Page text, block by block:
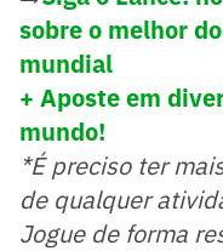
sobre o melhor
mundial
+ Aposte em
mundo!
*É preciso ter
de qualquer
Jogue de forma